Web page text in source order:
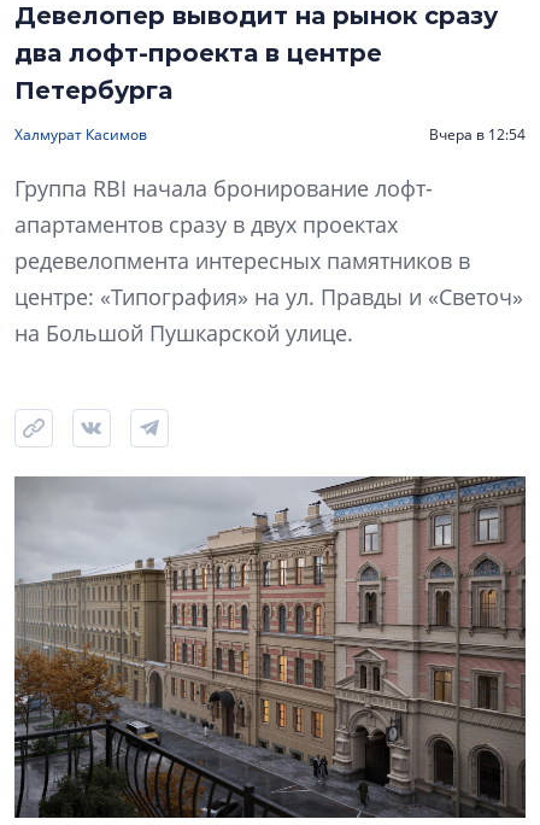
Девелопер выводит на рынок сразу
два лофт-проекта в центре
Петербурга
Халмурат Касимов Вчера в 12:54
Группа RBI начала бронирование лофт-
апартаментов сразу в двух проектах
редевелопмента интересных памятников в
центре: «Типография» на ул. Правды и «Светоч»
на Большой Пушкарской улице.